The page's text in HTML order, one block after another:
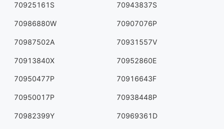
70925161S 70943837S
70986880W 70907076P
70987502A 70931557V
70913840X 70952860E
70950477P 70916643F
70950017P 70938448P
70982399Y 70969361D